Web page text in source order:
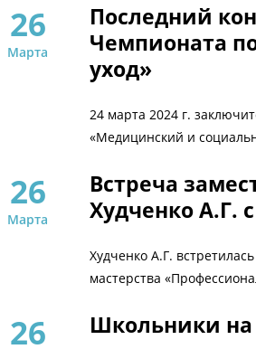
26
Марта
Последний
Чемпионата
уход»
24 марта 2024 г.
«Медицинский и
26
Марта
Встреча
Худченко А.Г.
Худченко А.Г.
мастерства
26 Школьники